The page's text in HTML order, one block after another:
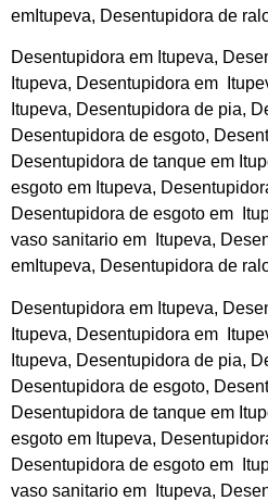
emItupeva, Desentupidora de
Desentupidora em Itupeva,
Itupeva, Desentupidora em
Itupeva, Desentupidora de pia,
Desentupidora de esgoto,
Desentupidora de tanque em
esgoto em Itupeva,
Desentupidora de esgoto em
vaso sanitario em Itupeva,
emItupeva, Desentupidora de
Desentupidora em Itupeva,
Itupeva, Desentupidora em
Itupeva, Desentupidora de pia,
Desentupidora de esgoto,
Desentupidora de tanque em
esgoto em Itupeva,
Desentupidora de esgoto em
vaso sanitario em Itupeva,